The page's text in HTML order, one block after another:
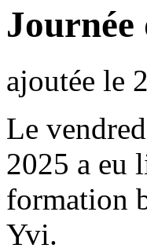
Journée
ajoutée le
Le
2025 a eu
formation
Yvi.